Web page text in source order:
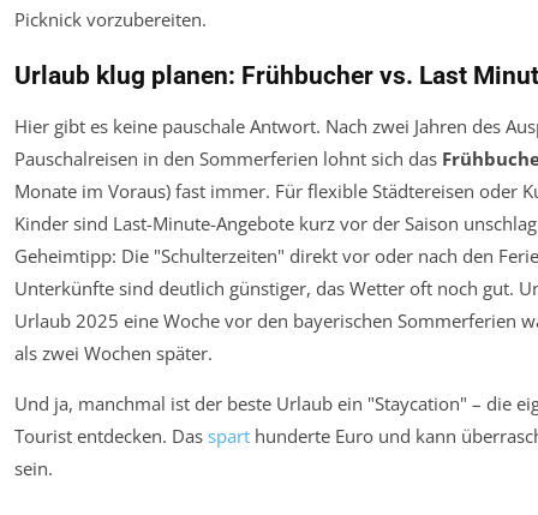
Picknick vorzubereiten.
Urlaub klug planen: Frühbucher vs. Last
Hier gibt es keine pauschale Antwort. Nach zwei Jahren des
Pauschalreisen in den Sommerferien lohnt sich das
Monate im Voraus) fast immer. Für flexible Städtereisen oder
Kinder sind Last-Minute-Angebote kurz vor der Saison
Geheimtipp: Die "Schulterzeiten" direkt vor oder nach den
Unterkünfte sind deutlich günstiger, das Wetter oft noch gut.
Urlaub 2025 eine Woche vor den bayerischen Sommerferien
als zwei Wochen später.
Und ja, manchmal ist der beste Urlaub ein "Staycation" – die
Tourist entdecken. Das spart hunderte Euro und kann
sein.